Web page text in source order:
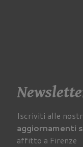
Iscriviti alle
aggiornamenti
affitto a Firenze